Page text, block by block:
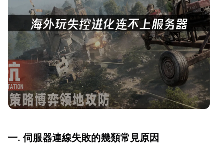
一. 伺服器連線失敗的幾類常見原因